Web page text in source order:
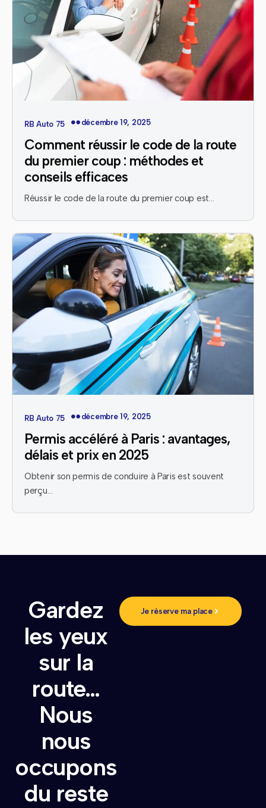
RB Auto 75 décembre 19, 2025
Comment réussir le code de la route
du premier coup : méthodes et
conseils efficaces
Réussir le code de la route du premier coup est…
RB Auto 75 décembre 19, 2025
Permis accéléré à Paris : avantages,
délais et prix en 2025
Obtenir son permis de conduire à Paris est souvent
perçu…
Gardez
les yeux
sur la
route…
Nous
nous
occupons
du reste
Je réserve ma place